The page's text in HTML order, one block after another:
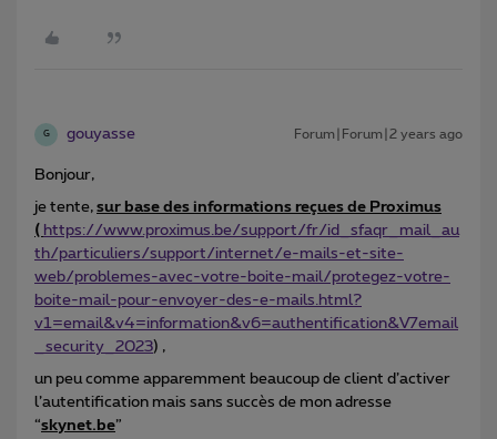
G gouyasse Forum|Forum|2 years ago
Bonjour,
je tente, sur base des informations reçues de Proximus
( https://www.proximus.be/support/fr/id_sfaqr_mail_au
th/particuliers/support/internet/e-mails-et-site-
web/problemes-avec-votre-boite-mail/protegez-votre-
boite-mail-pour-envoyer-des-e-mails.html?
v1=email&v4=information&v6=authentification&V7email
_security_2023) ,
un peu comme apparemment beaucoup de client d’activer
l’autentification mais sans succès de mon adresse
“skynet.be”